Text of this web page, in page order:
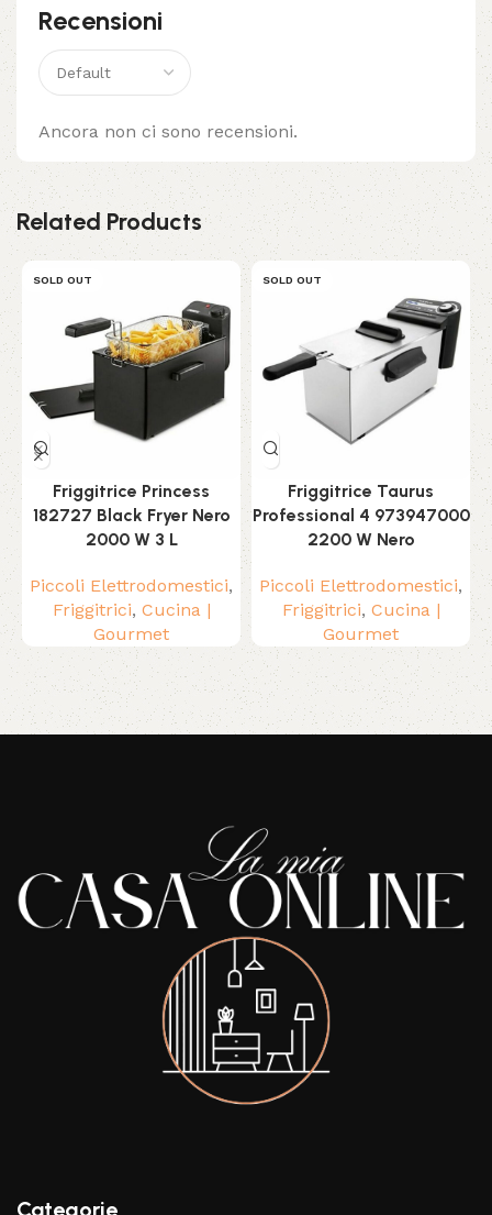
Recensioni
Ancora non ci sono recensioni.
Related Products
SOLD OUT
Friggitrice Princess
182727 Black Fryer Nero
2000 W 3 L
Piccoli Elettrodomestici,
Friggitrici, Cucina |
Gourmet
SOLD OUT
Friggitrice Taurus
Professional 4 973947000
2200 W Nero
Piccoli Elettrodomestici,
Friggitrici, Cucina |
Gourmet
Read More
Categorie